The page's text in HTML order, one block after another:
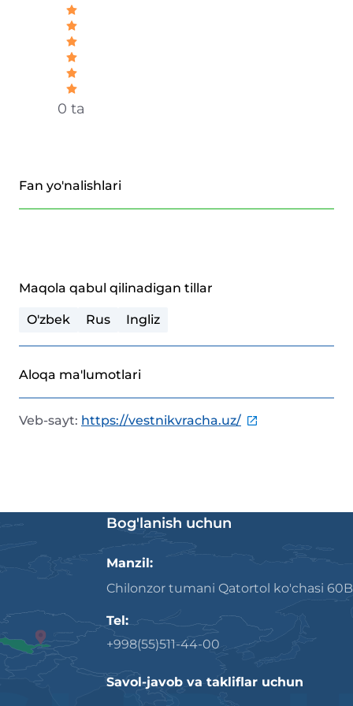
0 ta
Fan yo'nalishlari
Maqola qabul qilinadigan tillar
O'zbek Rus Ingliz
Aloqa ma'lumotlari
Veb-sayt: https://vestnikvracha.uz/
Bog'lanish uchun
Manzil:
Chilonzor tumani Qatortol ko'chasi 60B
Tel:
+998(55)511-44-00
Savol-javob va takliflar uchun